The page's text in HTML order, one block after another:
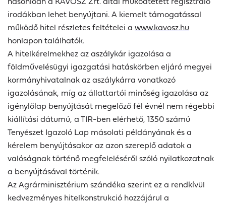
irodákban lehet benyújtani. A kiemelt támogatással
működő hitel részletes feltételei a www.kavosz.hu
honlapon találhatók.
A hitelkérelmekhez az aszálykár igazolása a
földművelésügyi igazgatási hatáskörben eljáró megyei
kormányhivatalnak az aszálykárra vonatkozó
igazolásának, míg az állattartói minőség igazolása az
igénylőlap benyújtását megelőző fél évnél nem régebbi
kiállítási dátumú, a TIR-ben elérhető, 1350 számú
Tenyészet Igazoló Lap másolati példányának és a
kérelem benyújtásakor az azon szereplő adatok a
valóságnak történő megfeleléséről szóló nyilatkozatnak
a benyújtásával történik.
Az Agrárminisztérium szándéka szerint ez a rendkívül
kedvezményes hitelkonstrukció hozzájárul a